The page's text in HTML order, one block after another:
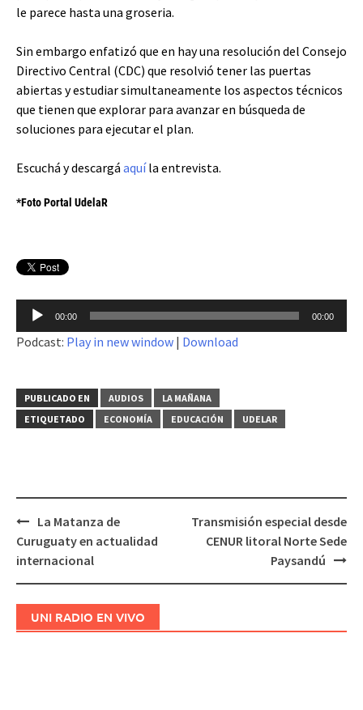
le parece hasta una groseria.
Sin embargo enfatizó que en hay una resolución del Consejo
Directivo Central (CDC) que resolvió tener las puertas
abiertas y estudiar simultaneamente los aspectos técnicos
que tienen que explorar para avanzar en búsqueda de
soluciones para ejecutar el plan.
Escuchá y descargá aquíla entrevista.
*Foto Portal UdelaR
Reproductor
de
audio
00:00 00:00
Podcast: Play in new window | Download
PUBLICADO EN AUDIOS
LA MAÑANA
ETIQUETADO
ECONOMÍA EDUCACIÓN UDELAR
Navegación
de
La Matanza de
Curuguaty en actualidad
internacional
Transmisión especial desde
CENUR litoral Norte Sede
Paysandú
UNI RADIO EN VIVO